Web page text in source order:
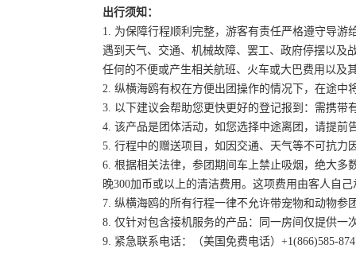
出行须知：
1. 为保障行程顺利完整，游客有责任严格遵守导
遇到天气、交通、机械故障、罢工、政府停摆以及
任何的不便或产生相关航班、火车或大巴费用以及
2. 纵横海鸥有权在方便出团操作的情况下，在途
3. 以下建议会帮助您更快更好的登记报到：需携
4. 该产品是团体活动，如您选择中途离团，请提
5. 行程中的赠送项目，如因交通、天气等不可抗
6. 根据相关法律，参团期间车上禁止吸烟，绝大
晚300加币或以上的清洁费用。这项费用由客人自
7. 纵横海鸥的所有行程一律不允许带宠物和动物参
8. 仅针对包含接机服务的产品：同一房间仅提供
9. 紧急联系电话：（美国免费电话）+1(866)585-